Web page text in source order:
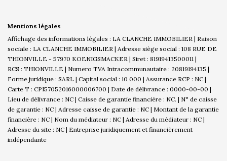
Mentions légales
Affichage des informations légales : LA CLANCHE IMMOBILIER | Raison
sociale : LA CLANCHE IMMOBILIER | Adresse siège social : 108 RUE DE
THIONVILLE - 57970 KOENIGSMACKER | Siret : 81919413500011 |
RCS : THIONVILLE | Numero TVA Intracommunautaire : 20819194135 |
Forme juridique : SARL | Capital social : 10 000 | Assurance RCP : NC |
Carte T : CPI57052016000006700 | Date de délivrance : 0000-00-00 |
Lieu de délivrance : NC | Caisse de garantie financière : NC. | N° de caisse
de garantie : NC | Adresse caisse de garantie : NC | Montant de la garantie
financière : NC | Nom du médiateur : NC | Adresse du médiateur : NC |
Adresse du site : NC | Entreprise juridiquement et financièrement
indépendante